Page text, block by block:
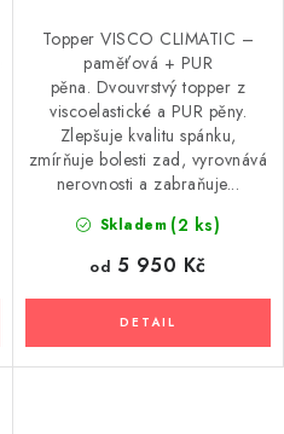
Skladem (2 ks)
od 5 950 Kč
Topper VISCO CLIMATIC –
paměťová + PUR
pěna. Dvouvrstvý topper z
viscoelastické a PUR pěny.
Zlepšuje kvalitu spánku,
zmírňuje bolesti zad, vyrovnává
nerovnosti a zabraňuje...